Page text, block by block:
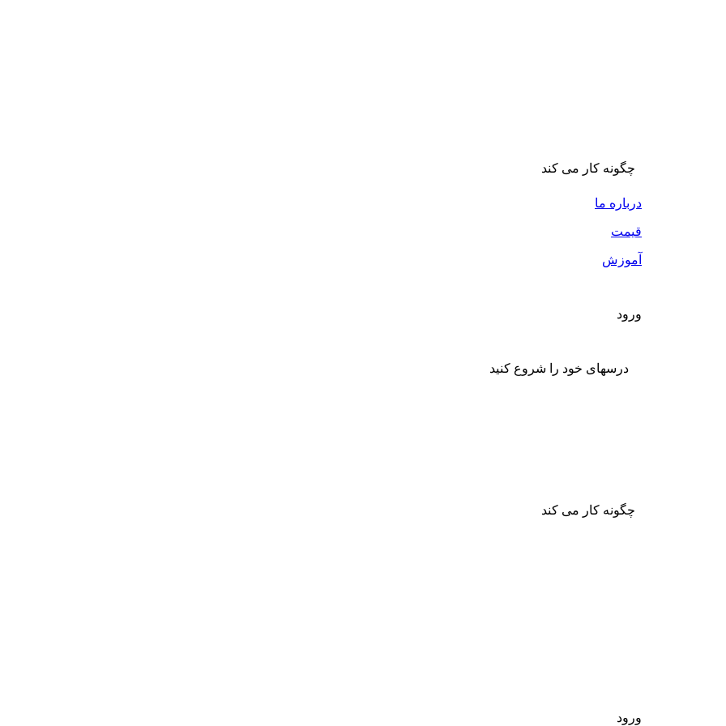
چگونه کار می کند
درباره ما
قیمت
آموزش
ورود
درسهای خود را شروع کنید
چگونه کار می کند
ورود